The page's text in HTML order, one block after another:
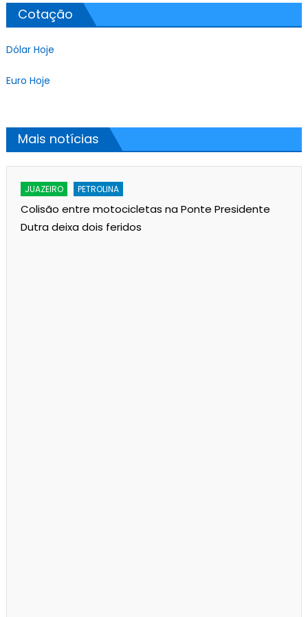
Cotação
Dólar Hoje
Euro Hoje
Mais notícias
JUAZEIRO PETROLINA
Colisão entre motocicletas na Ponte Presidente
Dutra deixa dois feridos